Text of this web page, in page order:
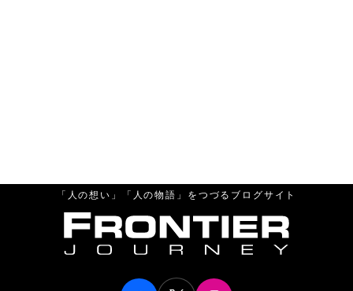
「人の想い」「人の物語」をつづるブログサイト